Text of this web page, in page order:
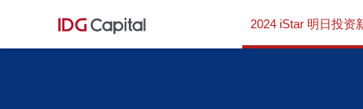
2024 iStar 明日投资